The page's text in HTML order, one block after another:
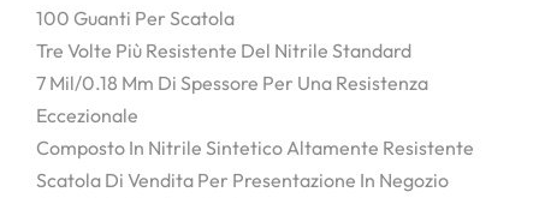
100 Guanti Per Scatola
Tre Volte Più Resistente Del Nitrile Standard
7 Mil/0.18 Mm Di Spessore Per Una Resistenza
Eccezionale
Composto In Nitrile Sintetico Altamente Resistente
Scatola Di Vendita Per Presentazione In Negozio